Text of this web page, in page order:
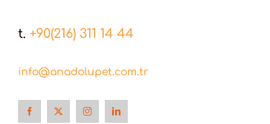
t. +90(216) 311 14 44
info@anadolupet.com.tr